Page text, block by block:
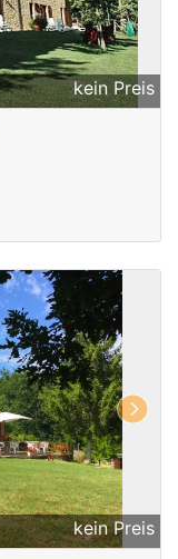
kein Preis
kein Preis